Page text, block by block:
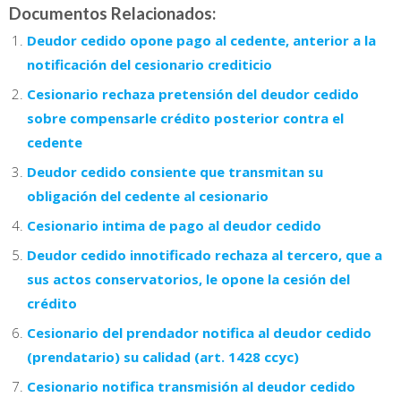
Documentos Relacionados:
Deudor cedido opone pago al cedente, anterior a la
notificación del cesionario crediticio
Cesionario rechaza pretensión del deudor cedido
sobre compensarle crédito posterior contra el
cedente
Deudor cedido consiente que transmitan su
obligación del cedente al cesionario
Cesionario intima de pago al deudor cedido
Deudor cedido innotificado rechaza al tercero, que a
sus actos conservatorios, le opone la cesión del
crédito
Cesionario del prendador notifica al deudor cedido
(prendatario) su calidad (art. 1428 ccyc)
Cesionario notifica transmisión al deudor cedido